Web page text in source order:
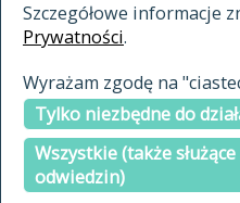
Szczegółowe informacje
Prywatności.
Wyrażam zgodę na
Tylko niezbędne do
Wszystkie (także
odwiedzin)
indeksie
a